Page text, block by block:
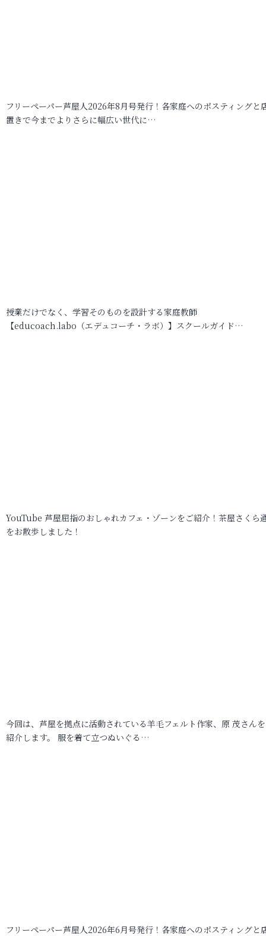
フリーペーパー芦屋人2026年8月号発行！各家庭へのポスティングと
置きで今までよりさらに幅広い世代に…
授業だけでなく、学習そのものを設計する家庭教師
【educoach.labo（エデュコーチ・ラボ）】スクールガイド…
YouTube 芦屋屈指のおしゃれカフェ・ゾーンをご紹介！茶屋さくら
をお散歩しました！
今回は、芦屋を拠点に活動されている羊毛フェルト作家、原 茂さん
紹介します。 服を着て立つぬいぐる…
フリーペーパー芦屋人2026年6月号発行！各家庭へのポスティングと